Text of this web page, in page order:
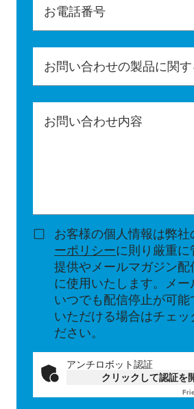
お電話番号
お問い合わせ内容
お客様の個人情報は弊社
ーポリシーに則り厳重に
提供やメールマガジン配
に使用いたします。メー
いつでも配信停止が可
いただける場合はチェッ
ださい。
アンチロボット認証
クリックして認証を